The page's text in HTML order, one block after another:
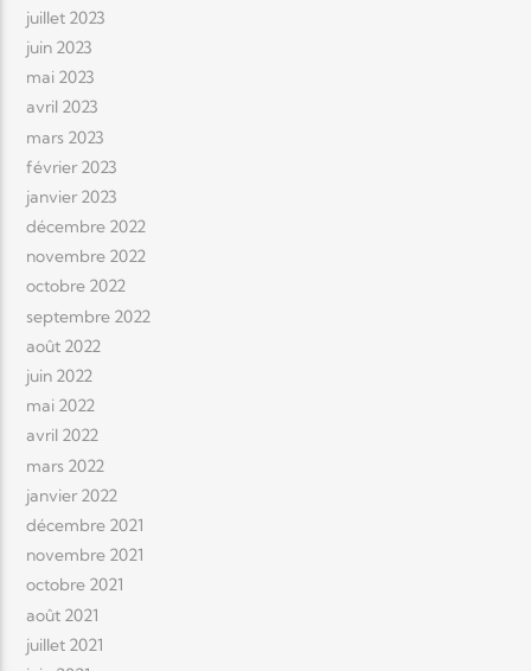
juillet 2023
juin 2023
mai 2023
avril 2023
mars 2023
février 2023
janvier 2023
décembre 2022
novembre 2022
octobre 2022
septembre 2022
août 2022
juin 2022
mai 2022
avril 2022
mars 2022
janvier 2022
décembre 2021
novembre 2021
octobre 2021
août 2021
juillet 2021